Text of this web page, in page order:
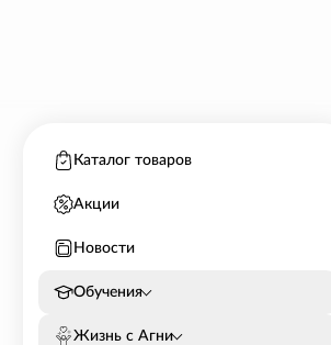
Каталог товаров
Акции
Новости
Обучения
Жизнь с Агни